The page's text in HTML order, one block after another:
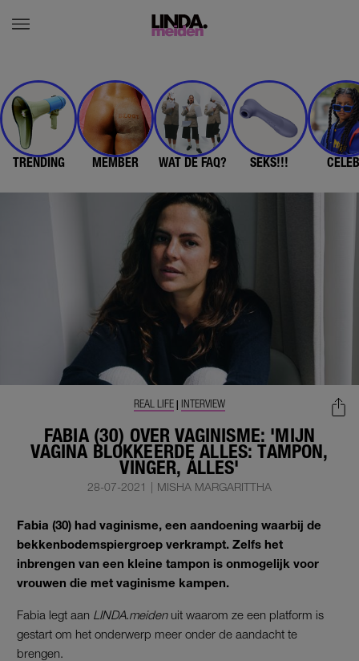
TRENDING MEMBER WAT DE FAQ? SEKS!!!
FABIA (30) OVER VAGINISME: 'MIJN
VAGINA BLOKKEERDE ALLES: TAMPON,
VINGER, ÁLLES'
REAL LIFE | INTERVIEW
28-07-2021 | MISHA MARGARITTHA
Fabia (30) had vaginisme, een aandoening waarbij de
bekkenbodemspiergroep verkrampt. Zelfs het
inbrengen van een kleine tampon is onmogelijk voor
vrouwen die met vaginisme kampen.
Fabia legt aan LINDA.meidenuit waarom ze een platform is
gestart om het onderwerp meer onder de aandacht te
brengen.